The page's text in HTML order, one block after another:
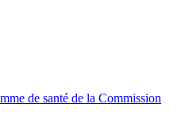
de santé de la Commission